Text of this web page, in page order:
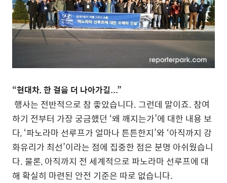
“현대차, 한 걸음 더 나아가길...”
행사는 전반적으로 참 좋았습니다. 그런데 말이죠. 참여
하기 전부터 가장 궁금했던 ‘왜 깨지는가’에 대한 내용 보
다, ‘파노라마 선루프가 얼마나 튼튼한지’와 ‘아직까지 강
화유리가 최선’이라는 점에 집중한 점은 분명 아쉬웠습니
다. 물론, 아직까지 전 세계적으로 파노라마 선루프에 대
해 확실히 마련된 안전 기준은 따로 없습니다.